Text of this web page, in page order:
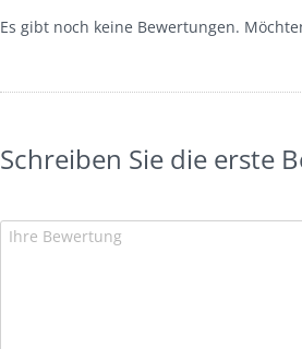
Es gibt noch keine Bewertungen.
Schreiben Sie die erste
Ihre Bewertung